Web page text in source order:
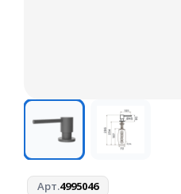
Арт.4995046